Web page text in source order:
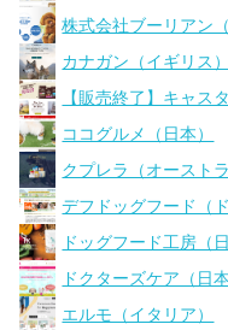
株式会社ブーリアン（
カナガン（イギリス）
【販売終了】キャス
ココグルメ（日本）
クプレラ（オーストラ
デフドッグフード（ド
ドッグフード工房（日
ドクターズケア（日本
エルモ（イタリア）